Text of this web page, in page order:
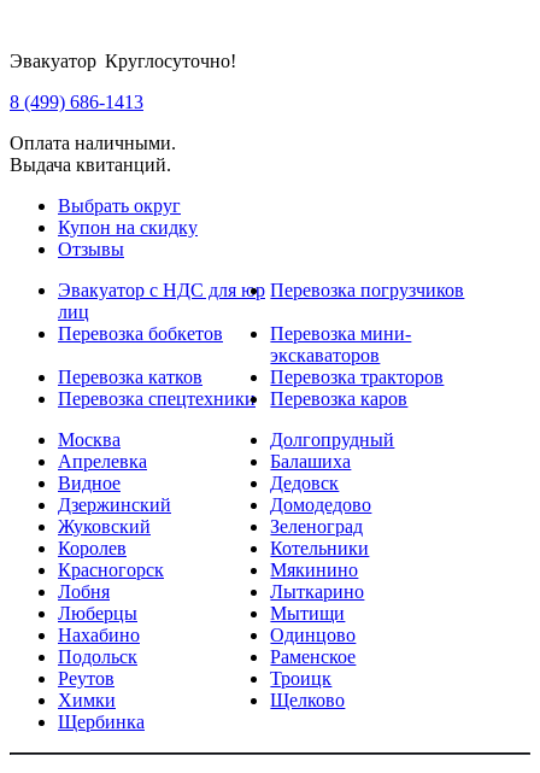
Эвакуатор Круглосуточно!
8 (499) 686-1413
Оплата наличными.
Выдача квитанций.
Выбрать округ
Купон на скидку
Отзывы
Эвакуатор с НДС для юр
лиц
Перевозка погрузчиков
Перевозка бобкетов
Перевозка мини-
экскаваторов
Перевозка катков
Перевозка тракторов
Перевозка спецтехники
Перевозка каров
Москва
Долгопрудный
Апрелевка
Балашиха
Видное
Дедовск
Дзержинский
Домодедово
Жуковский
Зеленоград
Королев
Котельники
Красногорск
Мякинино
Лобня
Лыткарино
Люберцы
Мытищи
Нахабино
Одинцово
Подольск
Раменское
Реутов
Троицк
Химки
Щелково
Щербинка